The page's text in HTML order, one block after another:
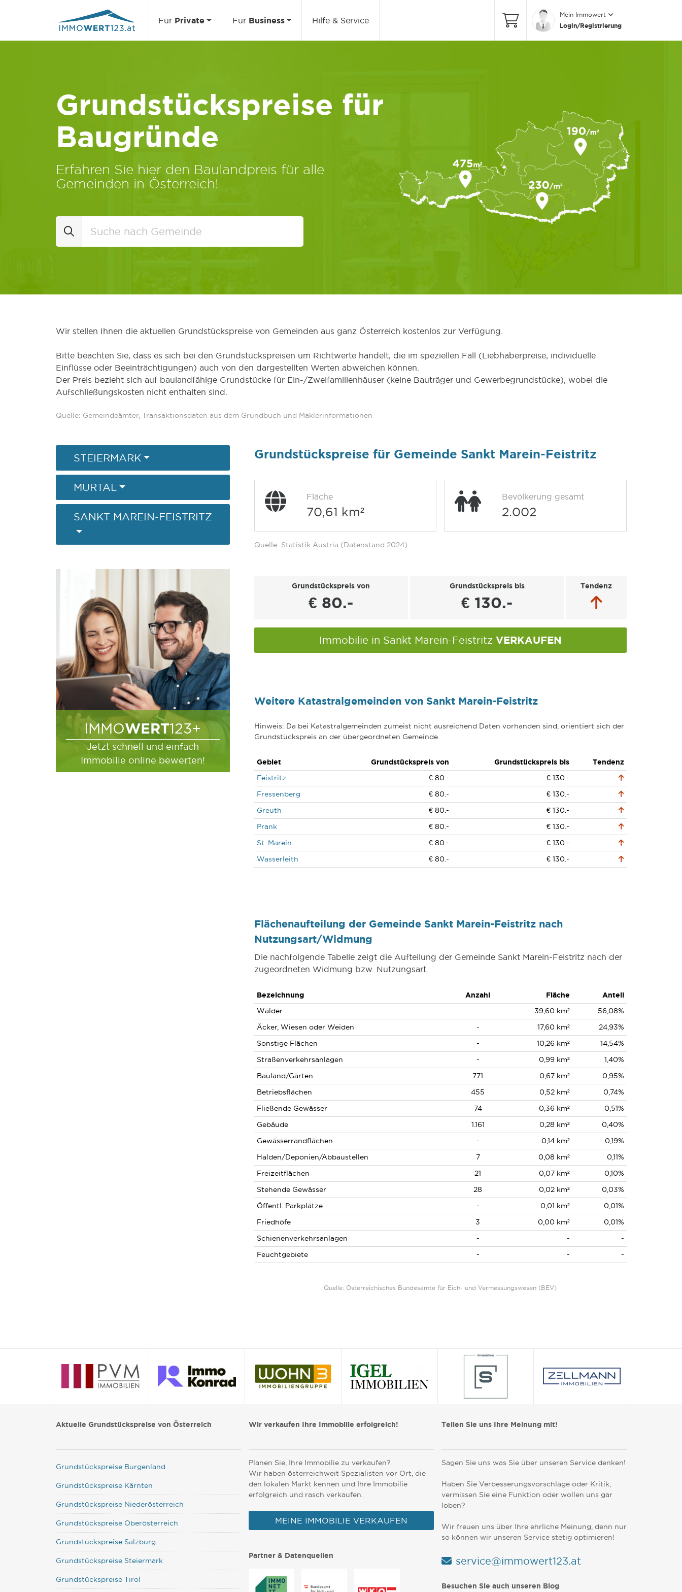
Für Private Für Business Hilfe & Service
Mein Immowert
Login/Registrierung
Grundstückspreise für
Baugründe
Erfahren Sie hier den Baulandpreis für alle
Gemeinden in Österreich!
Wir stellen Ihnen die aktuellen Grundstückspreise von Gemeinden aus ganz Österreich kostenlos zur Verfügung.
Bitte beachten Sie, dass es sich bei den Grundstückspreisen um Richtwerte handelt, die im speziellen Fall (Liebhaberpreise, individuelle
Einflüsse oder Beeinträchtigungen) auch von den dargestellten Werten abweichen können.
Der Preis bezieht sich auf baulandfähige Grundstücke für Ein-/Zweifamilienhäuser (keine Bauträger und Gewerbegrundstücke), wobei die
Aufschließungskosten nicht enthalten sind.
Quelle: Gemeindeämter, Transaktionsdaten aus dem Grundbuch und Maklerinformationen
STEIERMARK
MURTAL
SANKT MAREIN-FEISTRITZ
IMMOWERT123+
Jetzt schnell und einfach
Immobilie online bewerten!
Grundstückspreise für Gemeinde Sankt Marein-Feistritz
Fläche
70,61 km²
Bevölkerung gesamt
2.002
Quelle: Statistik Austria (Datenstand 2024)
Grundstückspreis von
€ 80.-
Grundstückspreis bis
€ 130.-
Tendenz
Immobilie in Sankt Marein-Feistritz VERKAUFEN
Weitere Katastralgemeinden von Sankt Marein-Feistritz
Hinweis: Da bei Katastralgemeinden zumeist nicht ausreichend Daten vorhanden sind, orientiert sich der
Grundstückspreis an der übergeordneten Gemeinde.
Gebiet Grundstückspreis von Grundstückspreis bis
Tendenz
Feistritz
€ 80.-
€ 130.-
Fressenberg
€ 80.-
€ 130.-
Greuth
€ 80.-
€ 130.-
Prank
€ 80.-
€ 130.-
St. Marein
€ 80.-
€ 130.-
Wasserleith
€ 80.- € 130.-
Flächenaufteilung der Gemeinde Sankt Marein-Feistritz nach
Nutzungsart/Widmung
Die nachfolgende Tabelle zeigt die Aufteilung der Gemeinde Sankt Marein-Feistritz nach der
zugeordneten Widmung bzw. Nutzungsart.
Bezeichnung Anzahl Fläche
Anteil
Wälder
- 39,60 km²
56,08%
Äcker, Wiesen oder Weiden
- 17,60 km²
24,93%
Sonstige Flächen
- 10,26 km²
14,54%
Straßenverkehrsanlagen
- 0,99 km²
1,40%
Bauland/Gärten
771 0,67 km²
0,95%
Betriebsflächen
455 0,52 km²
0,74%
Fließende Gewässer
74 0,36 km²
0,51%
Gebäude
1.161 0,28 km²
0,40%
Gewässerrandflächen
- 0,14 km²
0,19%
Halden/Deponien/Abbaustellen
7 0,08 km²
0,11%
Freizeitflächen
21 0,07 km²
0,10%
Stehende Gewässer
28 0,02 km²
0,03%
Öffentl. Parkplätze
- 0,01 km²
0,01%
Friedhöfe
3 0,00 km²
0,01%
Schienenverkehrsanlagen
- -
-
Feuchtgebiete
- - -
Quelle: Österreichisches Bundesamte für Eich- und Vermessungswesen (BEV)
Aktuelle Grundstückspreise von Österreich
Grundstückspreise Burgenland
Grundstückspreise Kärnten
Grundstückspreise Niederösterreich
Grundstückspreise Oberösterreich
Grundstückspreise Salzburg
Grundstückspreise Steiermark
Grundstückspreise Tirol
Wir verkaufen Ihre Immobilie erfolgreich!
Planen Sie, Ihre Immobilie zu verkaufen?
Wir haben österreichweit Spezialisten vor Ort, die
den lokalen Markt kennen und Ihre Immobilie
erfolgreich und rasch verkaufen.
MEINE IMMOBILIE VERKAUFEN
Partner & Datenquellen
Teilen Sie uns Ihre Meinung mit!
Sagen Sie uns was Sie über unseren Service denken!
Haben Sie Verbesserungsvorschläge oder Kritik,
vermissen Sie eine Funktion oder wollen uns gar
loben?
Wir freuen uns über Ihre ehrliche Meinung, denn nur
so können wir unseren Service stetig optimieren!
service@immowert123.at
Besuchen Sie auch unseren Blog